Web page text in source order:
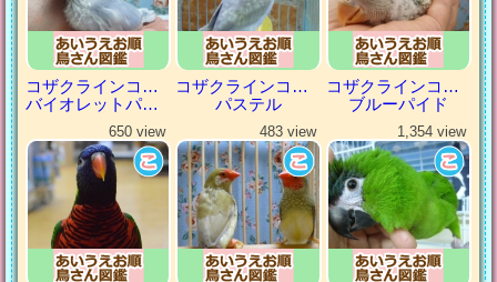
コザクラインコ（小桜インコ）
バイオレットパイド
コザクラインコ（小桜インコ）
パステル
コザクラインコ（小桜インコ）
ブルーパイド
650 view 483 view 1,354 view